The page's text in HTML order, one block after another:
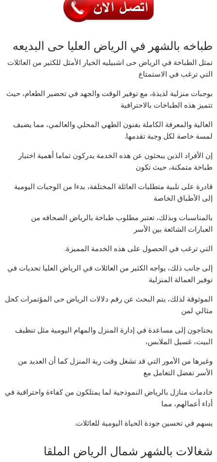
طباخه بالشهر في الرياض العليا حى البديعه
تمثل الطباخة في الرياض حى اشبيليه الخيار الأمثل للكثير من العائلات
التي ترغب في الاستمتاع
بوجبات منزلية لذيذة، مع توفير الوقت والجهد في تحضير الطعام، حيث
تتميز هذه الطباخات بالاحترافية
العالية والمعرفة الكاملة بفنون الطهي المحلي والعالمي، مما يضيف
لمسة خاصة لكل وجبة تقدمها.
إن الأفراد الذين يبحثون عن هذه الخدمة يدركون تماما أهمية اختيار
طباخة متمكنة، حيث تكون
قادرة على تلبية متطلبات العائلة المختلفة، بدءا من الوجبات اليومية
إلى الأطباق الخاصة
بالمناسبات وبذلك، تعتبر مطلوب طباخة بالرياض الصحافه من
العبارات الشائعة بين الأسر
التي ترغب في الحصول على هذه الخدمة المميزة.
إلى جانب ذلك، يواجه الكثير من العائلات في الرياض العليا تحديات في
توفير العمالة المنزلية
الموثوقة لذلك، يتم البحث عن رقم دلالات الرياض حى المؤتمرات كحل
مثالي لمن
يحتاجون إلى مساعدة في إدارة المنزل والمهام اليومية مثل تنظيف
البيت، غسيل الملابس،
وغيرها من الأمور التي قد تشغل وقت ربة المنزل كما أن العديد من
الأسر تفضل التعامل مع
خادمات منازل بالرياض النموذجية لما يمتلكون من كفاءة واحترافية في
أداء أعمالهم، مما
يسهم في تحسين جودة الحياة اليومية للعائلات.
شغالات بالشهر شمال الرياض الملقا